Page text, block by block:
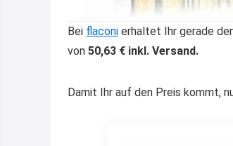
Bei flaconi erhaltet Ihr gerade
von 50,63 € inkl. Versand.
Damit Ihr auf den Preis kommt,